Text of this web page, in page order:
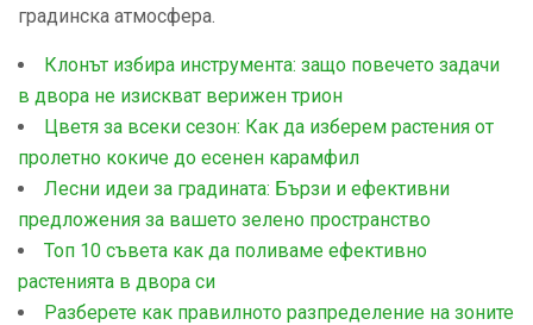
градинска атмосфера.
Клонът избира инструмента: защо повечето задачи
в двора не изискват верижен трион
Цветя за всеки сезон: Как да изберем растения от
пролетно кокиче до есенен карамфил
Лесни идеи за градината: Бързи и ефективни
предложения за вашето зелено пространство
Топ 10 съвета как да поливаме ефективно
растенията в двора си
Разберете как правилното разпределение на зоните